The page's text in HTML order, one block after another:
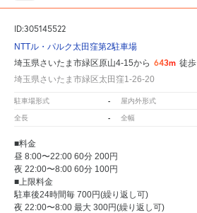
ID:305145522
NTTル・パルク太田窪第2駐車場
埼玉県さいたま市緑区原山4-15から 643m 徒歩
埼玉県さいたま市緑区太田窪1-26-20
駐車場形式 - 屋内外形式
全長 - 全幅
■料金
昼 8:00〜22:00 60分 200円
夜 22:00〜8:00 60分 100円
■上限料金
駐車後24時間毎 700円(繰り返し可)
夜 22:00〜8:00 最大 300円(繰り返し可)